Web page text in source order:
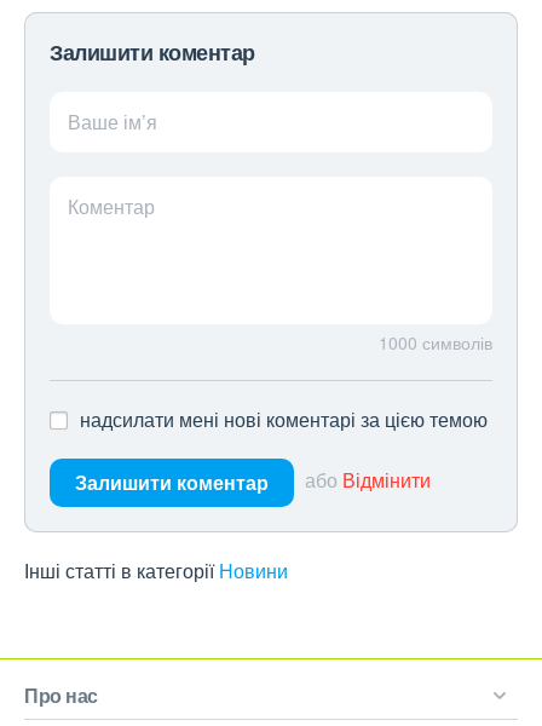
Залишити коментар
Ваше ім’я
Коментар
1000 символів
надсилати мені нові коментарі за цією темою
Залишити коментар або Відмінити
Інші статті в категорії Новини
Про нас